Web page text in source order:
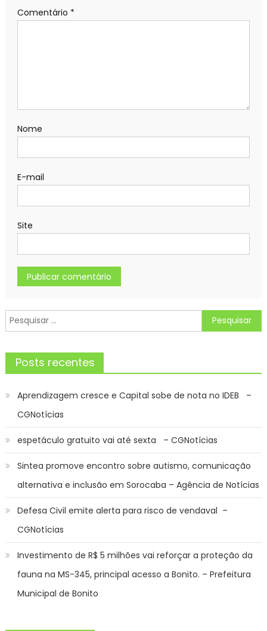
Comentário *
Nome
E-mail
Site
Pesquisar
por:
Posts recentes
Aprendizagem cresce e Capital sobe de nota no IDEB –
CGNotícias
espetáculo gratuito vai até sexta – CGNotícias
Sintea promove encontro sobre autismo, comunicação
alternativa e inclusão em Sorocaba – Agência de Notícias
Defesa Civil emite alerta para risco de vendaval –
CGNotícias
Investimento de R$ 5 milhões vai reforçar a proteção da
fauna na MS-345, principal acesso a Bonito. – Prefeitura
Municipal de Bonito